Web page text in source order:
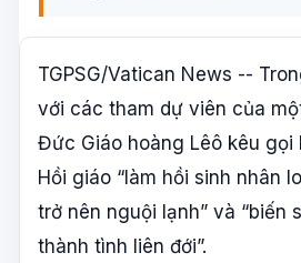
TGPSG/Vatican News --
với các tham dự viên của
Đức Giáo hoàng Lêô kêu gọi
Hồi giáo “làm hồi sinh nhân
trở nên nguội lạnh” và “biến
thành tình liên đới”.